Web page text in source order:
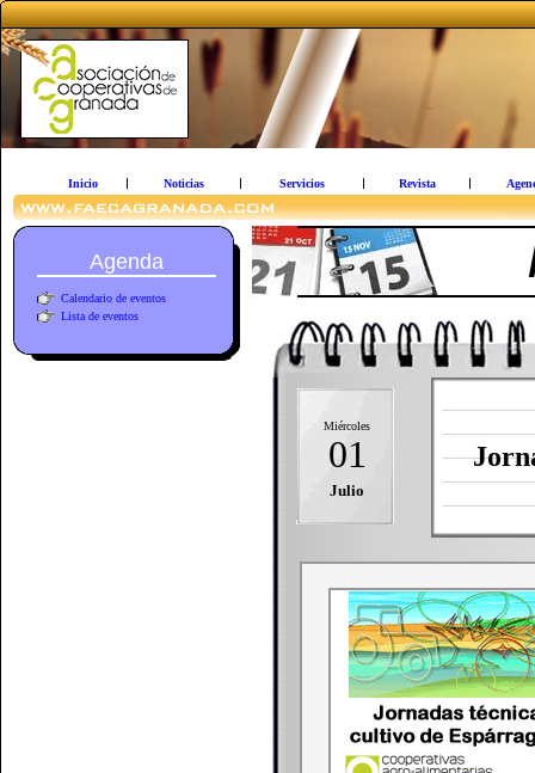
Inicio Noticias Servicios Revista
Agenda
Calendario de eventos
Lista de eventos
Miércoles
01
Julio